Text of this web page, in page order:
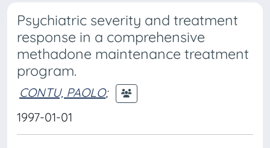
Psychiatric severity and treatment
response in a comprehensive
methadone maintenance treatment
program.
CONTU, PAOLO;
1997-01-01